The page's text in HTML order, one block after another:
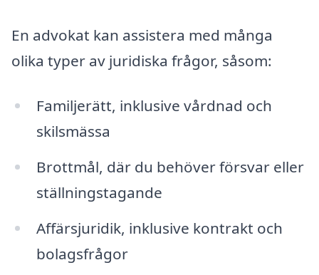
En advokat kan assistera med många
olika typer av juridiska frågor, såsom:
Familjerätt, inklusive vårdnad och
skilsmässa
Brottmål, där du behöver försvar eller
ställningstagande
Affärsjuridik, inklusive kontrakt och
bolagsfrågor